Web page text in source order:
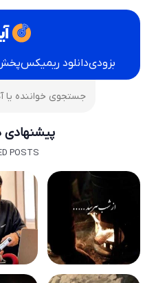
بزودیدانلود ریمیکس
پیشنهادی
POSTS